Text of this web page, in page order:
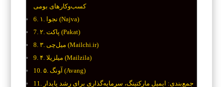
کسب‌وکارهای بومی
۱. نجوا (Najva)
۲. پاکت (Pakat)
۳. میل‌چی (Mailchi.ir)
۴. میلزیلا (Mailzila)
۵. آونگ (Avang)
جمع‌بندی: ایمیل مارکتینگ، سرمایه‌گذاری برای رشد پایدار